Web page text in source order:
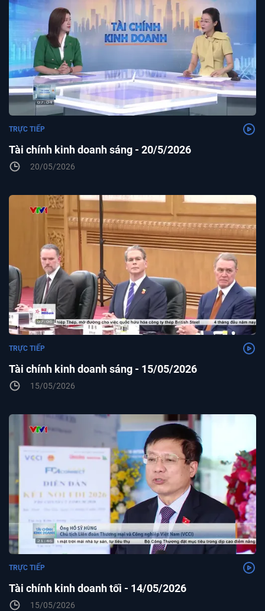
Tài chính kinh doanh sáng - 20/5/2026
TRỰC TIẾP
20/05/2026
Tài chính kinh doanh sáng - 15/05/2026
TRỰC TIẾP
15/05/2026
Tài chính kinh doanh tối - 14/05/2026
TRỰC TIẾP
15/05/2026